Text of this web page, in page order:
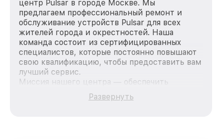
центр Pulsar в городе Москве. Мы
предлагаем профессиональный ремонт и
обслуживание устройств Pulsar для всех
жителей города и окрестностей. Наша
команда состоит из сертифицированных
специалистов, которые постоянно повышают
свою квалификацию, чтобы предоставить вам
лучший сервис.
Миссия нашего центра — обеспечить
качественный и доступный ремонт для
каждого пользователя продукции Pulsar, вне
Развернуть